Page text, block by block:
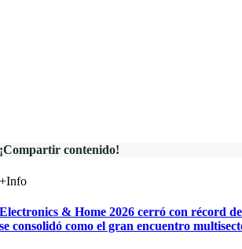
¡Compartir contenido!
+Info
Electronics & Home 2026 cerró con récord de
se consolidó como el gran encuentro